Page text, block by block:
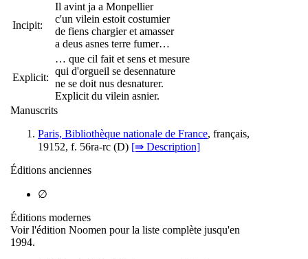
Incipit:
Il avint ja a Monpellier
c'un vilein estoit costumier
de fiens chargier et amasser
a deus asnes terre fumer…
Explicit:
… que cil fait et sens et mesure
qui d'orgueil se desennature
ne se doit nus desnaturer.
Explicit du vilein asnier.
Manuscrits
Paris, Bibliothèque nationale de France, français,
19152, f. 56ra-rc (D) [⇛ Description]
Éditions anciennes
∅
Éditions modernes
Voir l'édition Noomen pour la liste complète jusqu'en
1994.